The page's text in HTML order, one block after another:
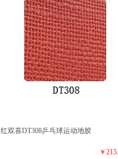
红双喜DT308乒乓球运动地胶
￥